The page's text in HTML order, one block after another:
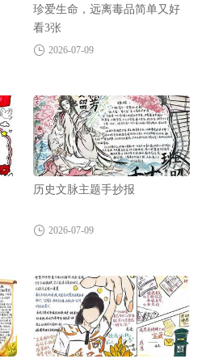
珍爱生命，远离毒品简单又好
看3张
2026-07-09
历史文脉主题手抄报
2026-07-09